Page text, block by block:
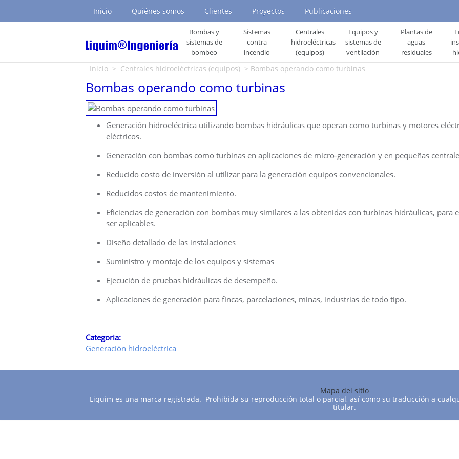
Inicio Quiénes somos Clientes Proyectos Publicaciones
Bombas y
sistemas de
bombeo
Sistemas
contra
incendio
Centrales
hidroeléctricas
(equipos)
Equipos y
sistemas de
ventilación
Plantas de
aguas
residuales
Usted está aquí
Inicio > Centrales hidroeléctricas (equipos) > Bombas operando como turbinas
Bombas operando como turbinas
Generación hidroeléctrica utilizando bombas hidráulicas que operan como turbinas y motores
eléctricos.
Generación con bombas como turbinas en aplicaciones de micro-generación y en pequeñas
Reducido costo de inversión al utilizar para la generación equipos convencionales.
Reducidos costos de mantenimiento.
Eficiencias de generación con bombas muy similares a las obtenidas con turbinas hidráulicas, para
ser aplicables.
Diseño detallado de las instalaciones
Suministro y montaje de los equipos y sistemas
Ejecución de pruebas hidráulicas de desempeño.
Aplicaciones de generación para fincas, parcelaciones, minas, industrias de todo tipo.
Categoria:
Generación hidroeléctrica
Mapa del sitio
Liquim es una marca registrada. Prohibida su reproducción total o parcial, así como su traducción a
titular.